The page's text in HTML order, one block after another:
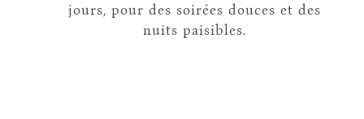
jours, pour des soirées douces et des
nuits paisibles.